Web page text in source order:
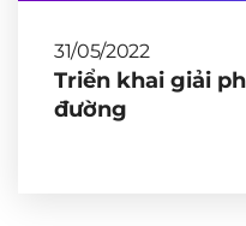
31/05/2022
Triển khai giải
đường